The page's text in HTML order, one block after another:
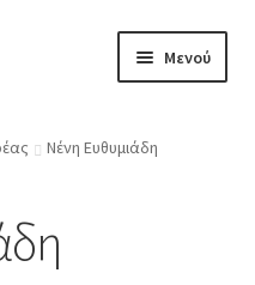
Μενού
Νένη Ευθυμιάδη